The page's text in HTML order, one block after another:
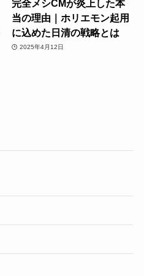
完全メシCMが炎上した本
当の理由｜ホリエモン起用
に込めた日清の戦略とは
2025年4月12日